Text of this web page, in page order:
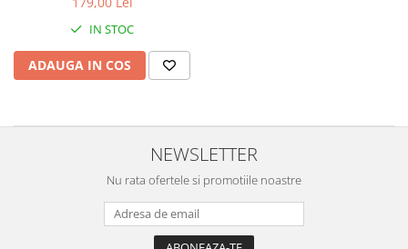
Cadou și Felicitare
IN STOC
ADAUGA IN COS
NEWSLETTER
Nu rata ofertele si promotiile noastre